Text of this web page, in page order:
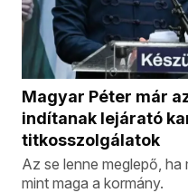
Magyar Péter már
indítanak lejárató
titkosszolgálatok
Az se lenne meglepő, ha
mint maga a kormány.